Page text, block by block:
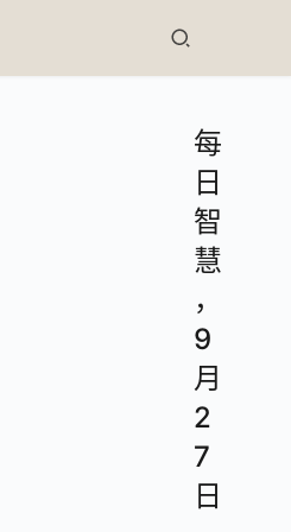
每
日
智
慧
，
9
月
2
7
日